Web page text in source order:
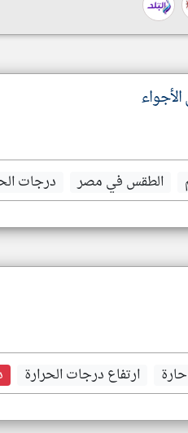
الطقس في مصر درجات
ارتفاع درجات الحرارة